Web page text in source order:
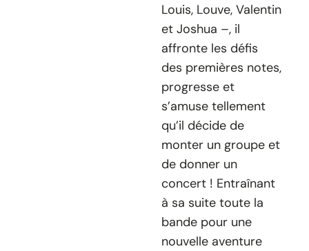
Louis, Louve, Valentin
et Joshua –, il
affronte les défis
des premières notes,
progresse et
s’amuse tellement
qu’il décide de
monter un groupe et
de donner un
concert ! Entraînant
à sa suite toute la
bande pour une
nouvelle aventure